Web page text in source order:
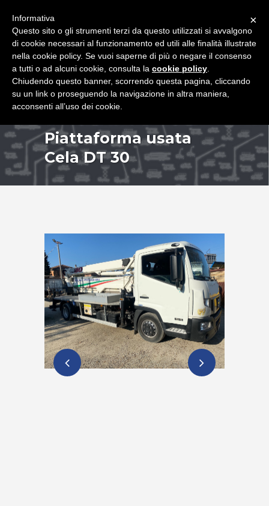
Piattaforma usata
Cela DT 30
×
Informativa
Questo sito o gli strumenti terzi da questo utilizzati si avvalgono
di cookie necessari al funzionamento ed utili alle finalità illustrate
nella cookie policy. Se vuoi saperne di più o negare il consenso
a tutti o ad alcuni cookie, consulta la cookie policy
Chiudendo questo banner, scorrendo questa pagina, cliccando
su un link o proseguendo la navigazione in altra maniera,
acconsenti all’uso dei cookie.